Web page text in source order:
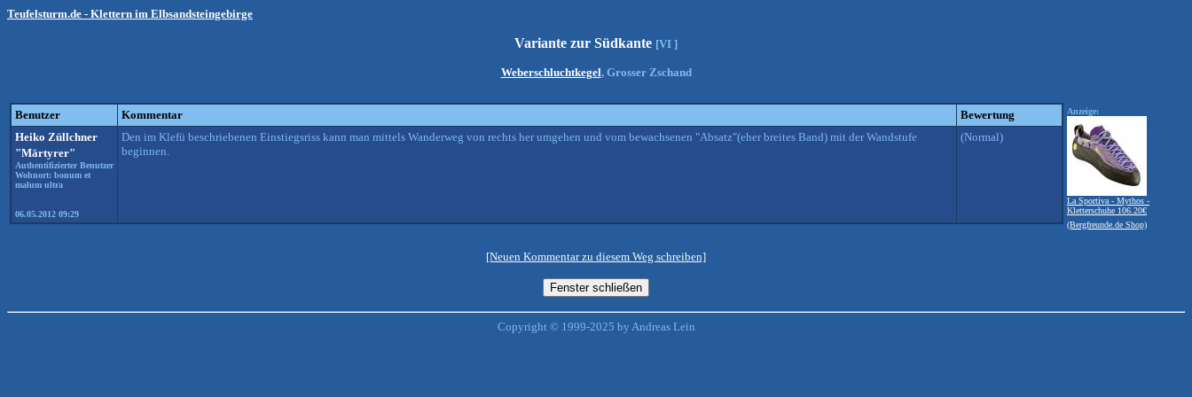
Teufelsturm.de - Klettern im Elbsandsteingebirge
Variante zur Südkante [VI ]
Weberschluchtkegel, Grosser Zschand
Benutzer Kommentar
Bewertung
Heiko Züllchner
"Märtyrer"
Authentifizierter Benutzer
Wohnort: bonum et
malum ultra
06.05.2012 09:29
Den im Klefü beschriebenen Einstiegsriss kann man mittels Wanderweg von rechts her umgehen und vom bewachsenen "Absatz"(eher breites Band) mit der Wandstufe
beginnen.
(Normal)
Anzeige:
La Sportiva - Mythos -
Kletterschuhe 106.20€
(Bergfreunde.de Shop)
[Neuen Kommentar zu diesem Weg schreiben]
Copyright © 1999-2025 by Andreas Lein